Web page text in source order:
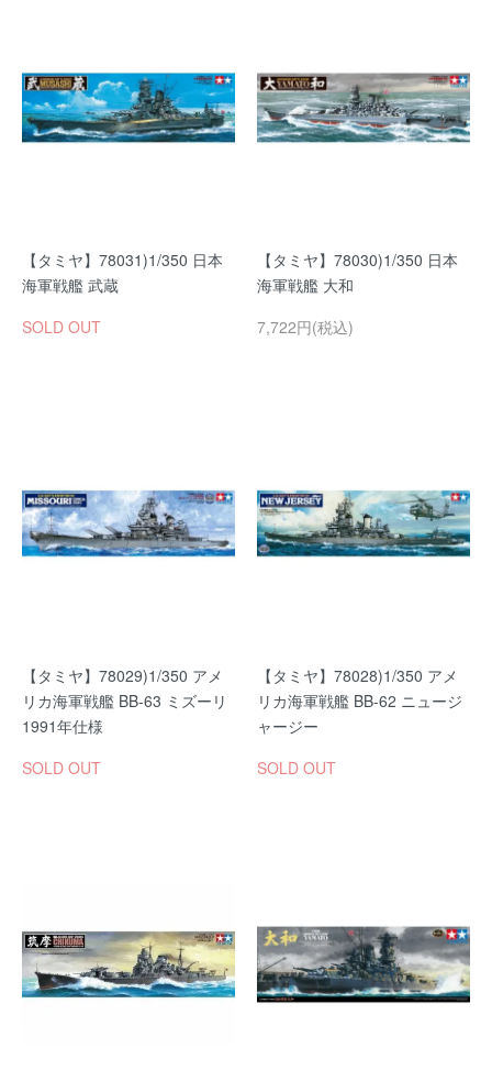
【タミヤ】78031)1/350 日本
海軍戦艦 武蔵
SOLD OUT
【タミヤ】78030)1/350 日本
海軍戦艦 大和
7,722円(税込)
【タミヤ】78029)1/350 アメ
リカ海軍戦艦 BB-63 ミズーリ
1991年仕様
SOLD OUT
【タミヤ】78028)1/350 アメ
リカ海軍戦艦 BB-62 ニュージ
ャージー
SOLD OUT